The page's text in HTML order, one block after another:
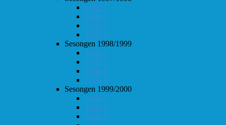
Follo 1
Follo 2
Follo 3
Follo 4
Sesongen 1998/1999
Follo 1
Follo 2
Follo 3
Follo 4
Sesongen 1999/2000
Follo 1
Follo 2
Follo 3